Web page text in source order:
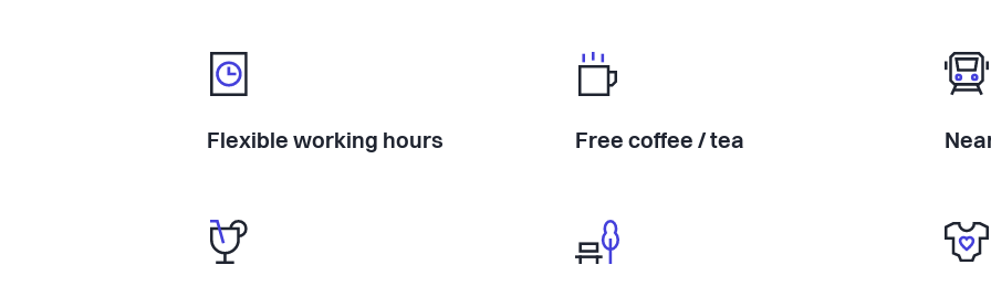
Flexible working hours Free coffee / tea